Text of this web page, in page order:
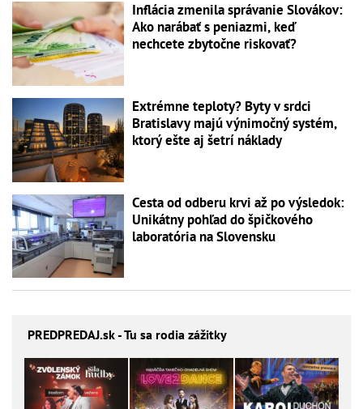
Inflácia zmenila správanie Slovákov:
Ako narábať s peniazmi, keď
nechcete zbytočne riskovať?
Extrémne teploty? Byty v srdci
Bratislavy majú výnimočný systém,
ktorý ešte aj šetrí náklady
Cesta od odberu krvi až po výsledok:
Unikátny pohľad do špičkového
laboratória na Slovensku
PREDPREDAJ.sk - Tu sa rodia zážitky